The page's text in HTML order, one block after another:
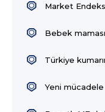
Market
Bebek
Türkiye
Yeni mücadele